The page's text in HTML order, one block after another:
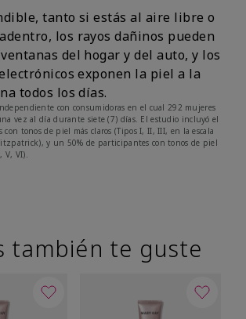
tanto si estás al aire libre o
los rayos dañinos pueden
del hogar y del auto, y los
exponen la piel a la
todos los días.
con consumidoras en el cual 292 mujeres
vez al día durante siete (7) días. El estudio incluyó el
tonos de piel más claros (Tipos I, II, III, en la escala
y un 50% de participantes con tonos de piel
V, VI).
también te guste